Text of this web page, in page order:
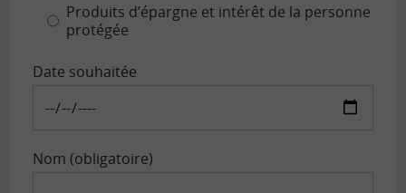
Produits d’épargne et intérêt de la personne
protégée
Date souhaitée
Nom (obligatoire)